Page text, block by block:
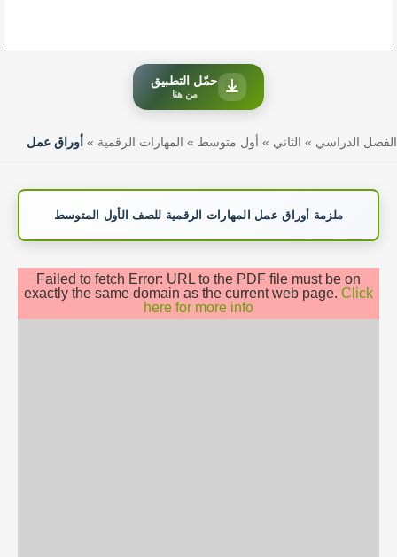
حمّل التطبيق
من هنا
الفصل الدراسي » الثاني » أول متوسط » المهارات الرقمية » أوراق عمل
ملزمة أوراق عمل المهارات الرقمية للصف الأول المتوسط
Failed to fetch Error: URL to the PDF file must be on
exactly the same domain as the current web page. Click
here for more info